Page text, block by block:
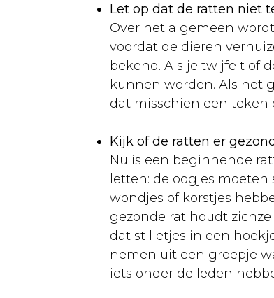
Volièrevogels
Volière
Voeding
Algemeen
Voeding
Rassen
Let op dat de ratten niet
Over het algemeen
voordat de dieren
bekend. Als je twijfelt of
kunnen worden. Als het
dat misschien een teken
Kijk of de ratten er
Nu is een beginnende
letten: de oogjes
wondjes of korstjes
gezonde rat houdt
dat stilletjes in een
nemen uit een groepje
iets onder de leden